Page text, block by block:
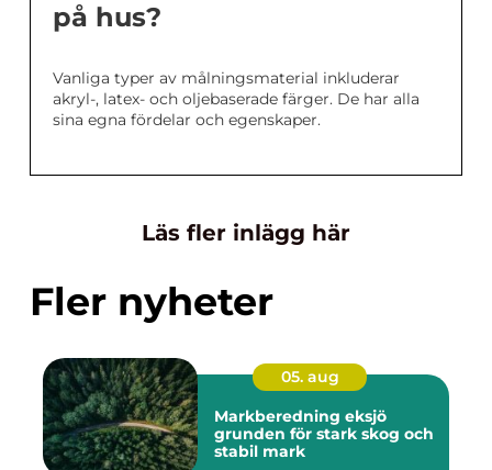
på hus?
Vanliga typer av målningsmaterial inkluderar
akryl-, latex- och oljebaserade färger. De har alla
sina egna fördelar och egenskaper.
Läs fler inlägg här
Fler nyheter
05. aug
Markberedning eksjö
grunden för stark skog och
stabil mark